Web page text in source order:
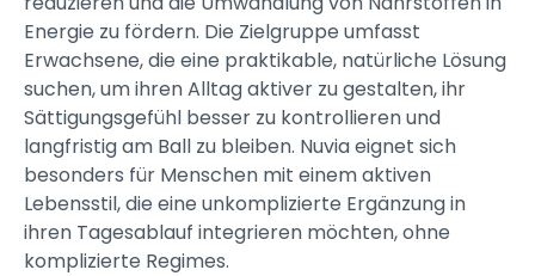
Energie zu fördern. Die Zielgruppe umfasst
Erwachsene, die eine praktikable, natürliche Lösung
suchen, um ihren Alltag aktiver zu gestalten, ihr
Sättigungsgefühl besser zu kontrollieren und
langfristig am Ball zu bleiben. Nuvia eignet sich
besonders für Menschen mit einem aktiven
Lebensstil, die eine unkomplizierte Ergänzung in
ihren Tagesablauf integrieren möchten, ohne
komplizierte Regimes.